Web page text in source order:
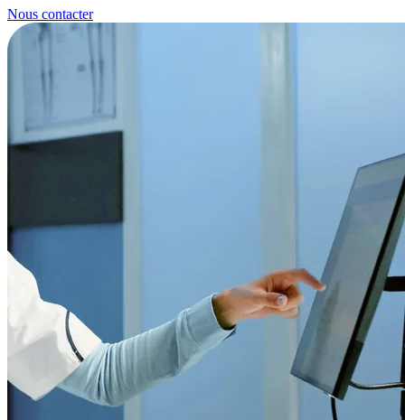
synchronisent en temps réel entre vos systèmes.
Utilisez Doctena Pro comme tableau de bord central pendant
que votre logiciel reste pleinement opérationnel.
Nous contacter